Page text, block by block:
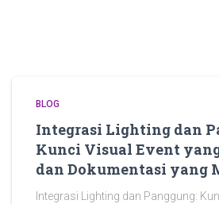
BLOG
Integrasi Lighting dan
Kunci Visual Event
dan Dokumentasi yang
Integrasi Lighting dan Panggung: